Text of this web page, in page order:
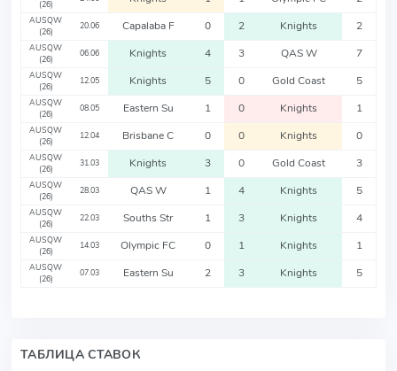
(26)
AUSQW
(26)
20.06 Capalaba F 0 2 Knights 2
AUSQW
(26)
06.06 Knights 4 3 QAS W 7
AUSQW
(26)
12.05 Knights 5 0 Gold Coast 5
AUSQW
(26)
08.05 Eastern Su 1 0 Knights 1
AUSQW
(26)
12.04 Brisbane C 0 0 Knights 0
AUSQW
(26)
31.03 Knights 3 0 Gold Coast 3
AUSQW
(26)
28.03 QAS W 1 4 Knights 5
AUSQW
(26)
22.03 Souths Str 1 3 Knights 4
AUSQW
(26)
14.03 Olympic FC 0 1 Knights 1
AUSQW
(26)
07.03 Eastern Su 2 3 Knights 5
ТАБЛИЦА СТАВОК